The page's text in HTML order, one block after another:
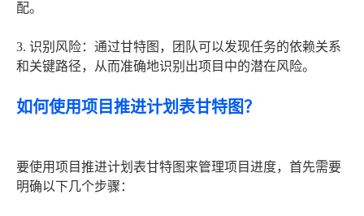
配。
3. 识别风险：通过甘特图，团队可以发现任务的依赖关系
和关键路径，从而准确地识别出项目中的潜在风险。
如何使用项目推进计划表甘特图？
要使用项目推进计划表甘特图来管理项目进度，首先需要
明确以下几个步骤：